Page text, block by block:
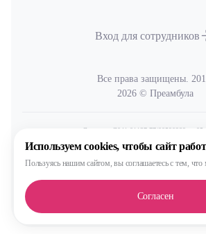
Вход для сотрудников
Все права защищены.
2026 © Преамбула
Лицензия Л041-01137-77/00590289 от
выдана Министерством здравоохранения
Сделано, конечно, в MAX
Используем cookies, чтобы сайт
Пользуясь нашим сайтом,вы соглашаетесь с тем, что
Согласен